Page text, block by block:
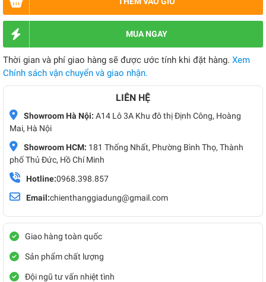
MUA NGAY
Thời gian và phí giao hàng sẽ được ước tính khi đặt hàng. Xem
Chính sách vận chuyển và giao nhận.
LIÊN HỆ
Showroom Hà Nội: A14 Lô 3A Khu đô thị Định Công, Hoàng
Mai, Hà Nội
Showroom HCM: 181 Thống Nhất, Phường Bình Thọ, Thành
phố Thủ Đức, Hồ Chí Minh
Hotline:0968.398.857
Email:chienthanggiadung@gmail.com
Giao hàng toàn quốc
Sản phẩm chất lượng
Đội ngũ tư vấn nhiệt tình